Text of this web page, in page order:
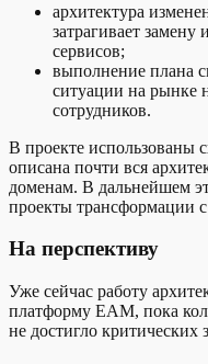
архитектура
затрагивает
сервисов;
выполнение плана
ситуации на рынке
сотрудников.
В проекте использованы
описана почти вся
доменам. В дальнейшем
проекты трансформации
На перспективу
Уже сейчас работу
платформу ЕАМ, пока
не достигло критических